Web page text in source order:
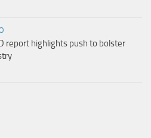
report highlights push to bolster